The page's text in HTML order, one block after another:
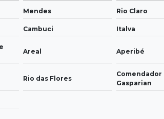
Mendes Rio Claro
Cambuci Italva
Areal Aperibé
Rio das Flores
Comendador
Gasparian